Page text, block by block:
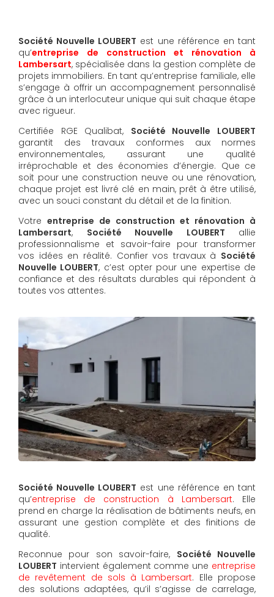
Société Nouvelle LOUBERT est une référence en tant
qu’entreprise de construction et rénovation à
Lambersart, spécialisée dans la gestion complète de
projets immobiliers. En tant qu’entreprise familiale, elle
s’engage à offrir un accompagnement personnalisé
grâce à un interlocuteur unique qui suit chaque étape
avec rigueur.
Certifiée RGE Qualibat, Société Nouvelle LOUBERT
garantit des travaux conformes aux normes
environnementales, assurant une qualité
irréprochable et des économies d’énergie. Que ce
soit pour une construction neuve ou une rénovation,
chaque projet est livré clé en main, prêt à être utilisé,
avec un souci constant du détail et de la finition.
Votre entreprise de construction et rénovation à
Lambersart, Société Nouvelle LOUBERT allie
professionnalisme et savoir-faire pour transformer
vos idées en réalité. Confier vos travaux à Société
Nouvelle LOUBERT, c’est opter pour une expertise de
confiance et des résultats durables qui répondent à
toutes vos attentes.
Société Nouvelle LOUBERT est une référence en tant
qu’entreprise de construction à Lambersart. Elle
prend en charge la réalisation de bâtiments neufs, en
assurant une gestion complète et des finitions de
qualité.
Reconnue pour son savoir-faire, Société Nouvelle
LOUBERT intervient également comme une entreprise
de revêtement de sols à Lambersart. Elle propose
des solutions adaptées, qu’il s’agisse de carrelage,